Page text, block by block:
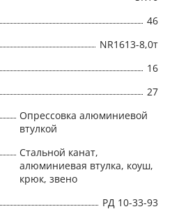
46
NR1613-8,0т
16
27
Опрессовка алюминиевой
втулкой
Стальной канат,
алюминиевая втулка, коуш,
крюк, звено
РД 10-33-93